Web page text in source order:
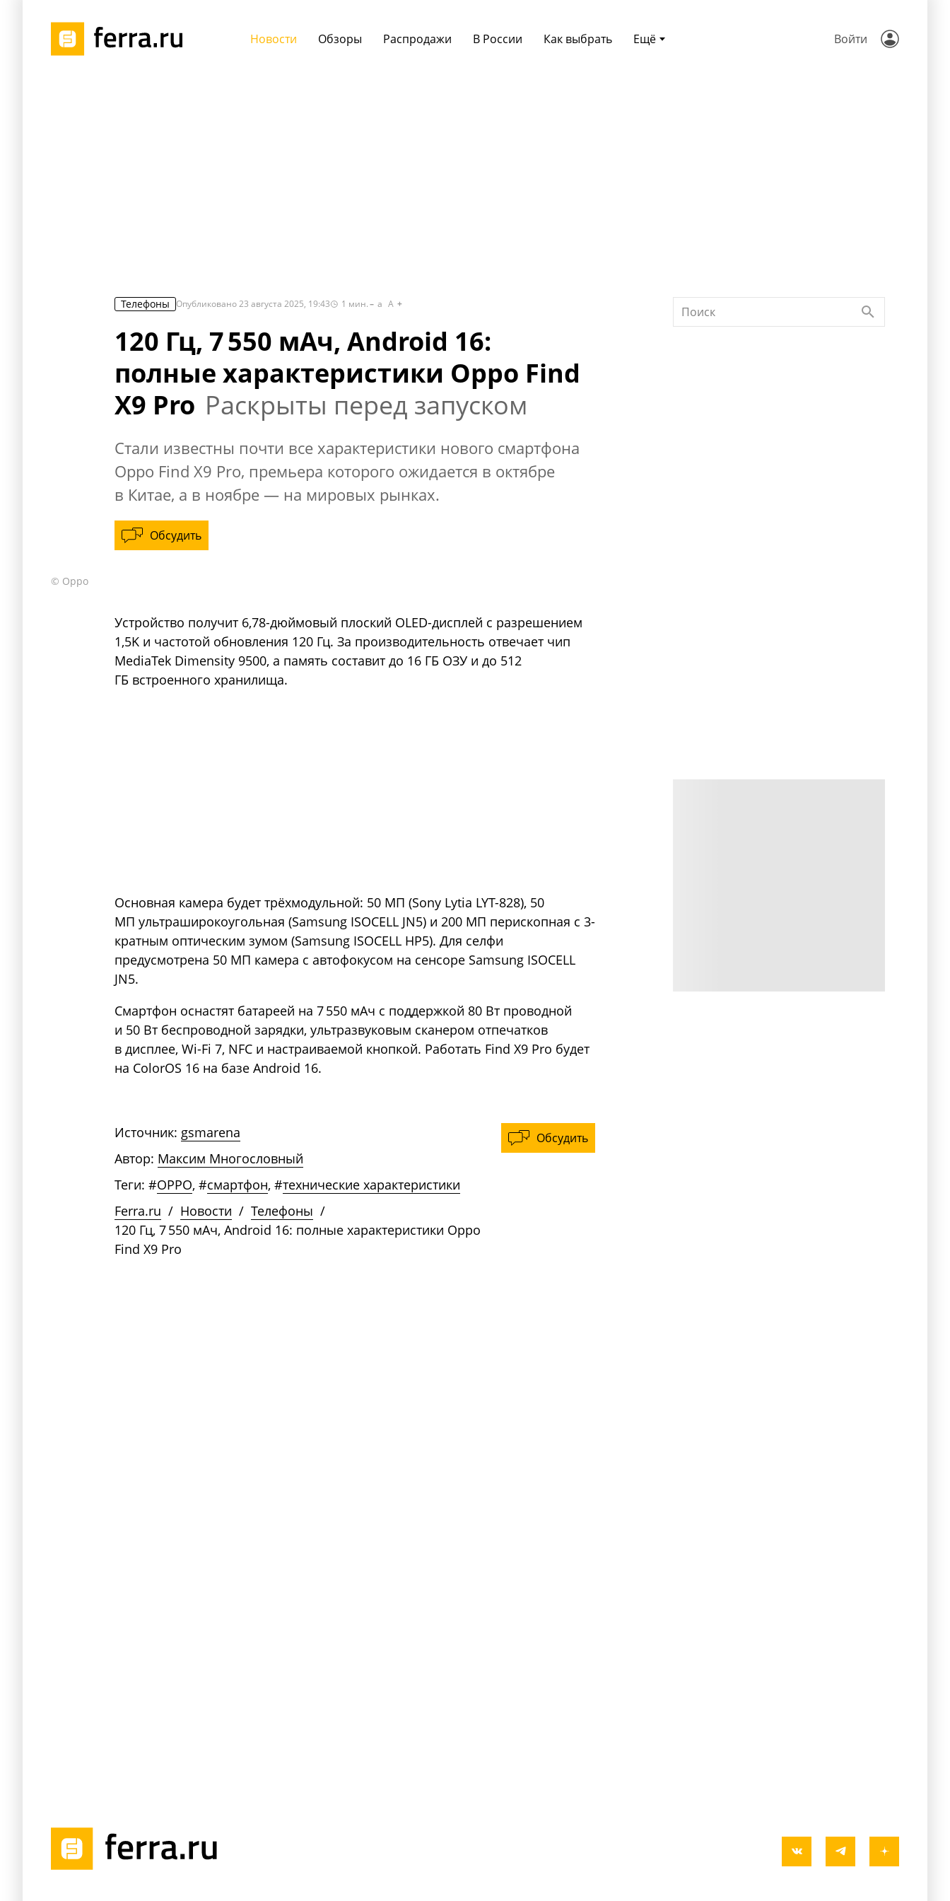
Ещё
Новости Обзоры Распродажи В России Как выбрать Войти
Телефоны Опубликовано23 августа 2025, 19:43 1 мин. a A
120 Гц, 7 550 мАч, Android 16:
полные характеристики Oppo Find
X9 Pro Раскрыты перед запуском
Стали известны почти все характеристики нового смартфона
Oppo Find X9 Pro, премьера которого ожидается в октябре
в Китае, а в ноябре — на мировых рынках.
Обсудить
© Oppo
Устройство получит 6,78-дюймовый плоский OLED-дисплей с разрешением
1,5K и частотой обновления 120 Гц. За производительность отвечает чип
MediaTek Dimensity 9500, а память составит до 16 ГБ ОЗУ и до 512
ГБ встроенного хранилища.
Основная камера будет трёхмодульной: 50 МП (Sony Lytia LYT-828), 50
МП ультраширокоугольная (Samsung ISOCELL JN5) и 200 МП перископная с 3-
кратным оптическим зумом (Samsung ISOCELL HP5). Для селфи
предусмотрена 50 МП камера с автофокусом на сенсоре Samsung ISOCELL
JN5.
Смартфон оснастят батареей на 7 550 мАч с поддержкой 80 Вт проводной
и 50 Вт беспроводной зарядки, ультразвуковым сканером отпечатков
в дисплее, Wi-Fi 7, NFC и настраиваемой кнопкой. Работать Find X9 Pro будет
на ColorOS 16 на базе Android 16.
Обсудить
Источник: gsmarena
Автор: Максим Многословный
Теги: #OPPO, #смартфон, #технические характеристики
Ferra.ru / Новости / Телефоны /
120 Гц, 7 550 мАч, Android 16: полные характеристики Oppo
Find X9 Pro